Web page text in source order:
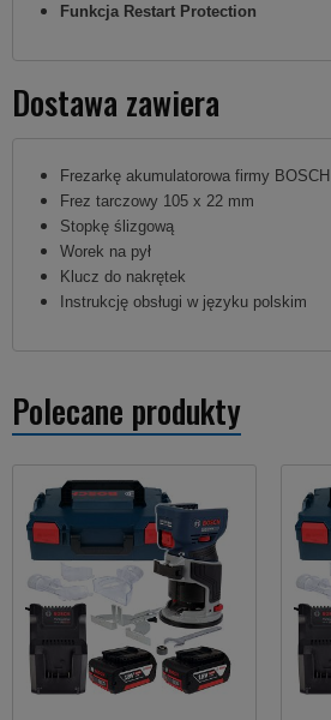
Funkcja Restart Protection
Dostawa zawiera
Frezarkę akumulatorowa firmy BOSCH
Frez tarczowy 105 x 22 mm
Stopkę ślizgową
Worek na pył
Klucz do nakrętek
Instrukcję obsługi w języku polskim
Polecane produkty